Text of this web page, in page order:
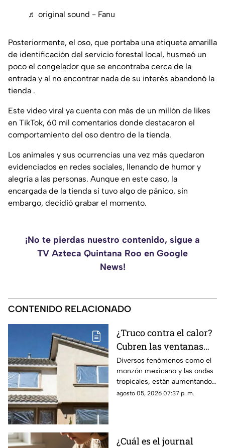
♬ original sound - Fanu
Posteriormente, el oso, que portaba una etiqueta amarilla
de identificación del servicio forestal local, husmeó un
poco el congelador que se encontraba cerca de la
entrada y al no encontrar nada de su interés abandonó la
tienda .
Este video viral ya cuenta con más de un millón de likes
en TikTok, 60 mil comentarios donde destacaron el
comportamiento del oso dentro de la tienda.
Los animales y sus ocurrencias una vez más quedaron
evidenciados en redes sociales, llenando de humor y
alegría a las personas. Aunque en este caso, la
encargada de la tienda si tuvo algo de pánico, sin
embargo, decidió grabar el momento.
¡No te pierdas nuestro contenido, sigue a
TV Azteca Quintana Roo en Google
News!
CONTENIDO RELACIONADO
¿Truco contra el calor?
Cubren las ventanas
con papel aluminio,
esto explica la ciencia
Diversos fenómenos como el
monzón mexicano y las ondas
tropicales, están aumentando
las temperaturas en todo el
agosto 05, 2026 07:37 p. m.
¿Cuál es el journal